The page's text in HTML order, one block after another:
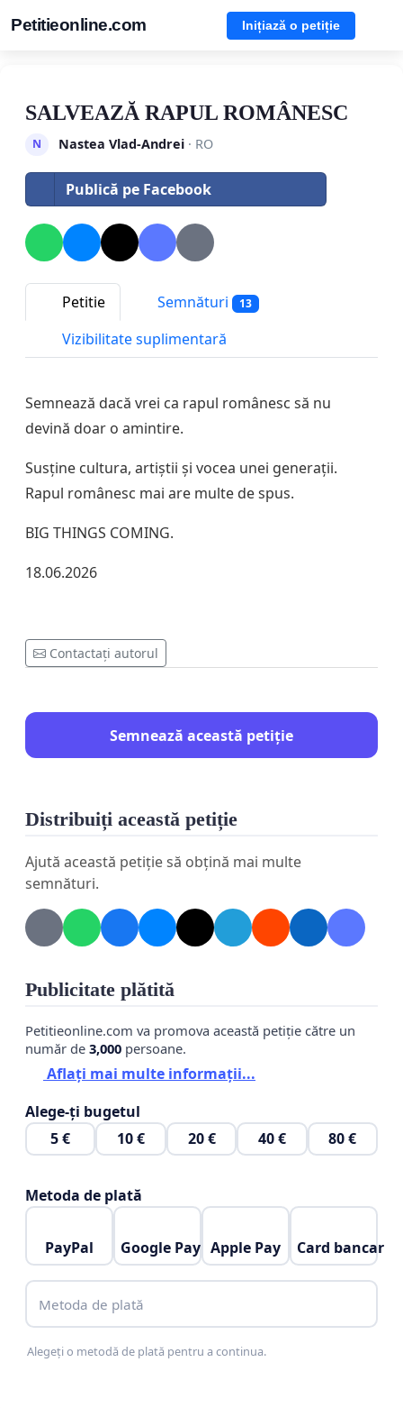
Petitieonline.com Inițiază o petiție
SALVEAZĂ RAPUL ROMÂNESC
N Nastea Vlad-Andrei· RO
Publică pe Facebook
Petitie Semnături 13
Vizibilitate suplimentară
Semnează dacă vrei ca rapul românesc să nu
devină doar o amintire.
Susține cultura, artiștii și vocea unei generații.
Rapul românesc mai are multe de spus.
BIG THINGS COMING.
18.06.2026
Contactați autorul
Semnează această petiție
Distribuiți această petiție
Ajută această petiție să obțină mai multe
semnături.
Publicitate plătită
Petitieonline.com va promova această petiție către un
număr de 3,000 persoane.
Aflați mai multe informații...
Alege-ți bugetul
5 €
10 € 20 € 40 € 80 €
Metoda de plată
PayPal Google Pay Apple Pay Card bancar
Metoda de plată
Alegeți o metodă de plată pentru a continua.